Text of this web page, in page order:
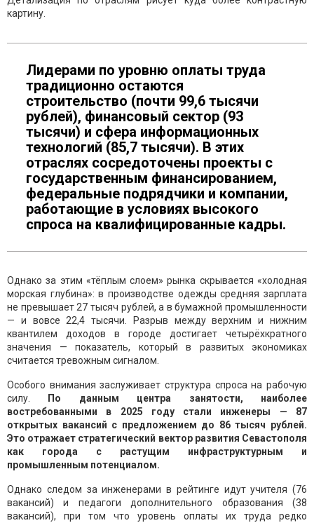
картину.
Лидерами по уровню оплаты труда
традиционно остаются
строительство (почти 99,6 тысячи
рублей), финансовый сектор (93
тысячи) и сфера информационных
технологий (85,7 тысячи). В этих
отраслях сосредоточены проекты с
государственным финансированием,
федеральные подрядчики и компании,
работающие в условиях высокого
спроса на квалифицированные кадры.
Однако за этим «тёплым слоем» рынка скрывается «холодная
морская глубина»: в производстве одежды средняя зарплата
не превышает 27 тысяч рублей, а в бумажной промышленности
— и вовсе 22,4 тысячи. Разрыв между верхним и нижним
квантилем доходов в городе достигает четырёхкратного
значения — показатель, который в развитых экономиках
считается тревожным сигналом.
Особого внимания заслуживает структура спроса на рабочую
силу.
По данным центра занятости, наиболее
востребованными в 2025 году стали инженеры — 87
открытых вакансий с предложением до 86 тысяч рублей.
Это отражает стратегический вектор развития Севастополя
как города с растущим инфраструктурным и
промышленным потенциалом.
Однако следом за инженерами в рейтинге идут учителя (76
вакансий) и педагоги дополнительного образования (38
вакансий), при том что уровень оплаты их труда редко